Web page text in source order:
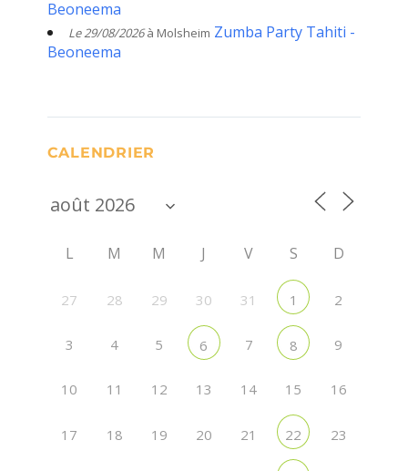
Beoneema
Le 29/08/2026à Molsheim Zumba Party Tahiti -
Beoneema
CALENDRIER
L M M J V S D
27 28 29 30 31 1 2
3 4 5 6 7 8 9
10 11 12 13 14 15 16
17 18 19 20 21 22 23